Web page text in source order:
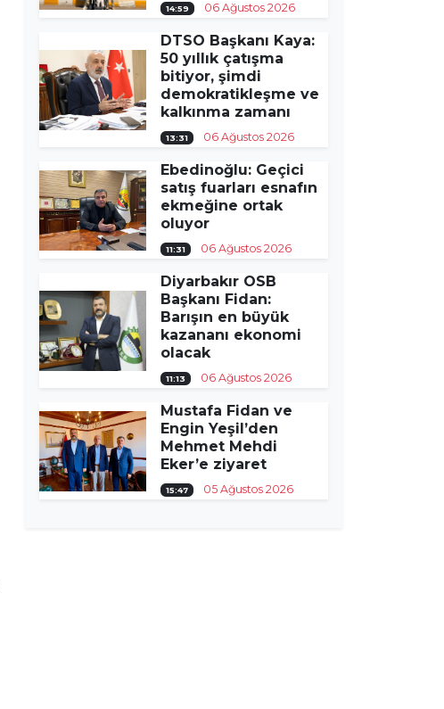
14:59 06 Ağustos 2026
DTSO Başkanı Kaya:
50 yıllık çatışma
bitiyor, şimdi
demokratikleşme ve
kalkınma zamanı
13:31 06 Ağustos 2026
Ebedinoğlu: Geçici
satış fuarları esnafın
ekmeğine ortak
oluyor
11:31 06 Ağustos 2026
Diyarbakır OSB
Başkanı Fidan:
Barışın en büyük
kazananı ekonomi
olacak
11:13 06 Ağustos 2026
Mustafa Fidan ve
Engin Yeşil’den
Mehmet Mehdi
Eker’e ziyaret
15:47 05 Ağustos 2026